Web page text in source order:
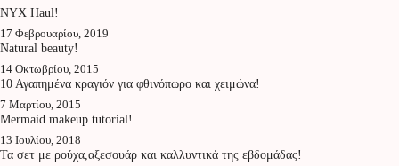
NYX Haul!
17 Φεβρουαρίου, 2019
Natural beauty!
14 Οκτωβρίου, 2015
10 Αγαπημένα κραγιόν για φθινόπωρο και χειμώνα!
7 Μαρτίου, 2015
Mermaid makeup tutorial!
13 Ιουλίου, 2018
Τα σετ με ρούχα,αξεσουάρ και καλλυντικά της εβδομάδας!